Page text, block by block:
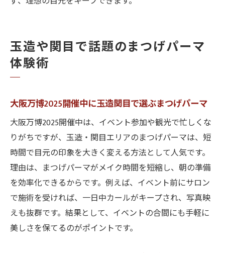
玉造や関目で話題のまつげパーマ
体験術
大阪万博2025開催中に玉造関目で選ぶまつげパーマ
大阪万博2025開催中は、イベント参加や観光で忙しくな
りがちですが、玉造・関目エリアのまつげパーマは、短
時間で目元の印象を大きく変える方法として人気です。
理由は、まつげパーマがメイク時間を短縮し、朝の準備
を効率化できるからです。例えば、イベント前にサロン
で施術を受ければ、一日中カールがキープされ、写真映
えも抜群です。結果として、イベントの合間にも手軽に
美しさを保てるのがポイントです。